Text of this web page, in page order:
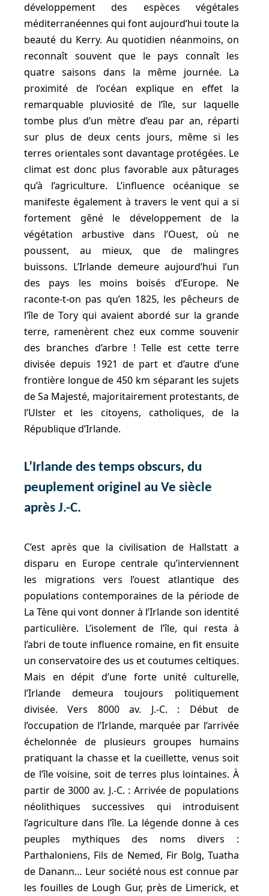
développement des espèces végétales
méditerranéennes qui font aujourd’hui toute la
beauté du Kerry. Au quotidien néanmoins, on
reconnaît souvent que le pays connaît les
quatre saisons dans la même journée. La
proximité de l’océan explique en effet la
remarquable pluviosité de l’île, sur laquelle
tombe plus d’un mètre d’eau par an, réparti
sur plus de deux cents jours, même si les
terres orientales sont davantage protégées. Le
climat est donc plus favorable aux pâturages
qu’à l’agriculture. L’influence océanique se
manifeste également à travers le vent qui a si
fortement gêné le développement de la
végétation arbustive dans l’Ouest, où ne
poussent, au mieux, que de malingres
buissons. L’Irlande demeure aujourd’hui l’un
des pays les moins boisés d’Europe. Ne
raconte-t-on pas qu’en 1825, les pêcheurs de
l’île de Tory qui avaient abordé sur la grande
terre, ramenèrent chez eux comme souvenir
des branches d’arbre ! Telle est cette terre
divisée depuis 1921 de part et d’autre d’une
frontière longue de 450 km séparant les sujets
de Sa Majesté, majoritairement protestants, de
l’Ulster et les citoyens, catholiques, de la
République d’Irlande.
L’Irlande des temps obscurs, du
peuplement originel au Ve siècle
après J.-C.
C’est après que la civilisation de Hallstatt a
disparu en Europe centrale qu’interviennent
les migrations vers l’ouest atlantique des
populations contemporaines de la période de
La Tène qui vont donner à l’Irlande son identité
particulière. L’isolement de l’île, qui resta à
l’abri de toute influence romaine, en fit ensuite
un conservatoire des us et coutumes celtiques.
Mais en dépit d’une forte unité culturelle,
l’Irlande demeura toujours politiquement
divisée. Vers 8000 av. J.-C. : Début de
l’occupation de l’Irlande, marquée par l’arrivée
échelonnée de plusieurs groupes humains
pratiquant la chasse et la cueillette, venus soit
de l’île voisine, soit de terres plus lointaines. À
partir de 3000 av. J.-C. : Arrivée de populations
néolithiques successives qui introduisent
l’agriculture dans l’île. La légende donne à ces
peuples mythiques des noms divers :
Parthaloniens, Fils de Nemed, Fir Bolg, Tuatha
de Danann… Leur société nous est connue par
les fouilles de Lough Gur, près de Limerick, et